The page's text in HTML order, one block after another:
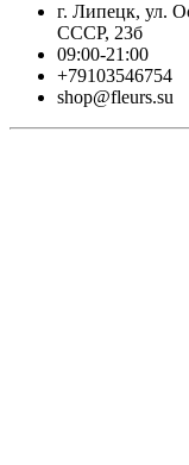
г. Липецк, ул.
СССР, 23б
09:00-21:00
+79103546754
shop@fleurs.su